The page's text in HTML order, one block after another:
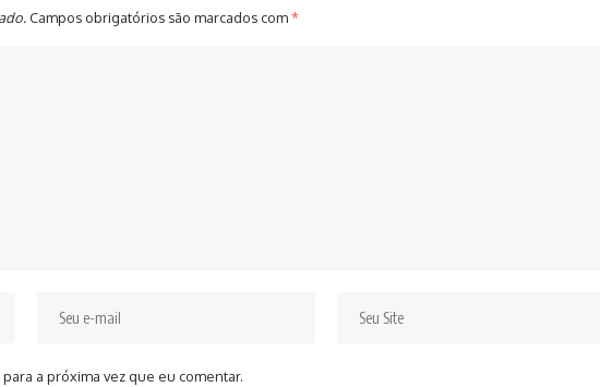
Campos obrigatórios são marcados com*
a próxima vez que eu comentar.